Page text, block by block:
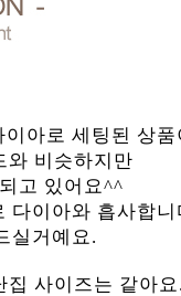
아로 세팅된 상품
와 비슷하지만
고 있어요^^
다이아와 흡사합니
실거예요.
사이즈는 같아요.